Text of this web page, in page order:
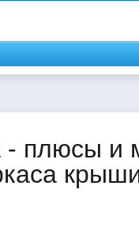
плюсы и